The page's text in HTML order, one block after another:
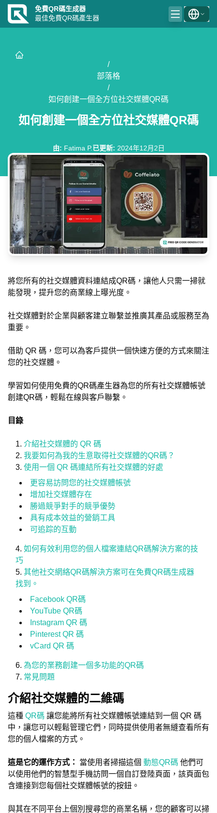
免費QR碼生成器
最佳免費QR碼產生器
/
部落格
/
如何創建一個全方位社交媒體QR碼
如何創建一個全方位社交媒體QR碼
由: Fatima P.已更新: 2024年12月2日
將您所有的社交媒體資料連結成QR碼，讓他人只需一掃就
能發現，提升您的商業線上曝光度。
社交媒體對於企業與顧客建立聯繫並推廣其產品或服務至為
重要。
借助 QR 碼，您可以為客戶提供一個快速方便的方式來關注
您的社交媒體。
學習如何使用免費的QR碼產生器為您的所有社交媒體帳號
創建QR碼，輕鬆在線與客戶聯繫。
目錄
介紹社交媒體的 QR 碼
我要如何為我的生意取得社交媒體的QR碼？
使用一個 QR 碼連結所有社交媒體的好處
更容易訪問您的社交媒體帳號
增加社交媒體存在
勝過競爭對手的競爭優勢
具有成本效益的營銷工具
可追踪的互動
如何有效利用您的個人檔案連結QR碼解決方案的技
巧
其他社交網絡QR碼解決方案可在免費QR碼生成器
找到。
Facebook QR碼
YouTube QR碼
Instagram QR 碼
Pinterest QR 碼
vCard QR 碼
為您的業務創建一個多功能的QR碼
常見問題
介紹社交媒體的二維碼
這種 QR碼 讓您能將所有社交媒體帳號連結到一個 QR 碼
中，讓您可以輕鬆管理它們，同時提供使用者無縫查看所有
您的個人檔案的方式。
這是它的運作方式： 當使用者掃描這個 動態QR碼 他們可
以使用他們的智慧型手機訪問一個自訂登陸頁面，該頁面包
含連接到您每個社交媒體帳號的按鈕。
與其在不同平台上個別搜尋您的商業名稱，您的顧客可以掃